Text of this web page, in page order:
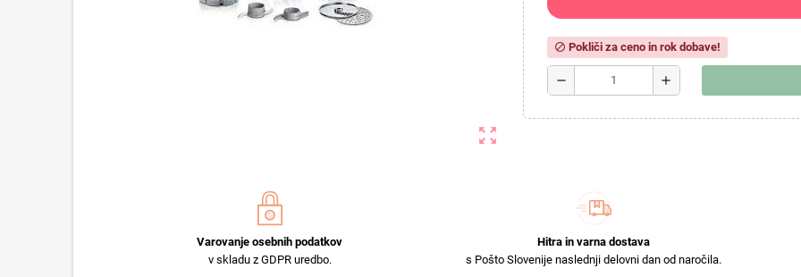
zoom_out_map
block Pokliči za ceno in rok dobave!
remove add
Varovanje osebnih podatkov
v skladu z GDPR uredbo.
Hitra in varna dostava
s Pošto Slovenije naslednji delovni dan od naročila.